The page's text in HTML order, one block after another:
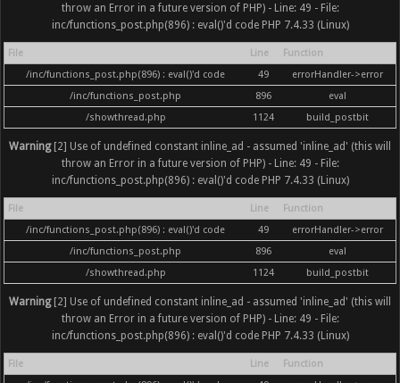
throw an Error in a future version of PHP) - Line: 49 - File:
inc/functions_post.php(896) : eval()'d code PHP 7.4.33 (Linux)
File Line
Function
/inc/functions_post.php(896) : eval()'d code
49
errorHandler->error
/inc/functions_post.php
896
eval
/showthread.php
1124 build_postbit
Warning[2] Use of undefined constant inline_ad - assumed 'inline_ad' (this will
throw an Error in a future version of PHP) - Line: 49 - File:
inc/functions_post.php(896) : eval()'d code PHP 7.4.33 (Linux)
File Line
Function
/inc/functions_post.php(896) : eval()'d code
49
errorHandler->error
/inc/functions_post.php
896
eval
/showthread.php
1124 build_postbit
Warning[2] Use of undefined constant inline_ad - assumed 'inline_ad' (this will
throw an Error in a future version of PHP) - Line: 49 - File:
inc/functions_post.php(896) : eval()'d code PHP 7.4.33 (Linux)
File Line
Function